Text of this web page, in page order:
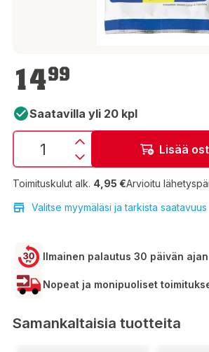
14,99 €
1499
Saatavilla yli 20 kpl
Lisää
Toimituskulut alk. 4,95 €Arvioitu
Valitse myymäläsi ja tarkista saatavuus
Ilmainen palautus 30 päivän ajan
Nopeat ja monipuoliset
Samankaltaisia tuotteita